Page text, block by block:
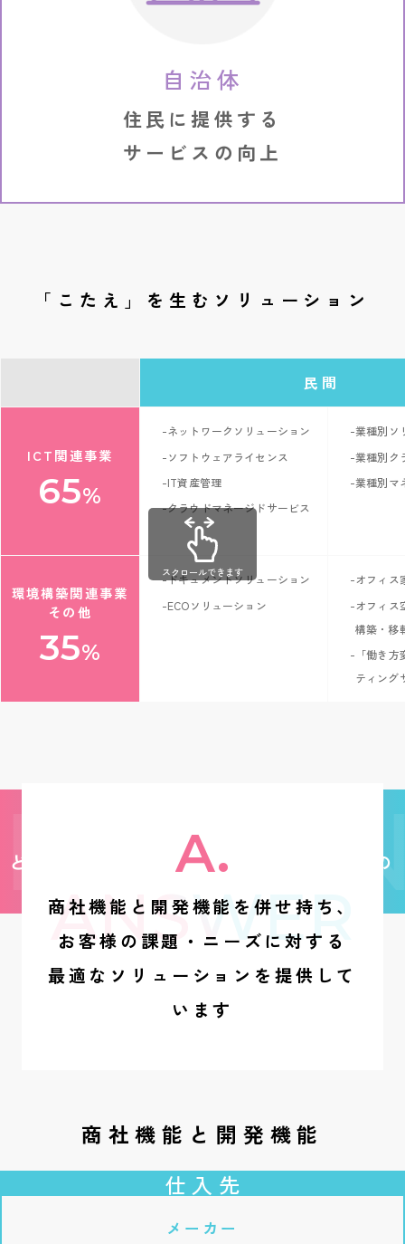
自治体
住民に提供する
サービスの向上
「こたえ」を生むソリューション
民間
ICT関連事業
65%
-ネットワークソリューション
-ソフトウェアライセンス
-IT資産管理
-クラウドマネージドサービス
-業種別ソ
-業種別ク
-業種別マ
環境構築関連事業
その他
35%
-ドキュメントソリューション
-ECOソリューション
-オフィス
-オフィス
構築・移
-「働き方
ティング
スクロールできます
どのように「こたえ」を提供しているの
か？
ANSWER
A.
商社機能と開発機能を併せ持ち、
お客様の課題・ニーズに対する
最適なソリューションを提供して
います
商社機能と開発機能
仕入先
メーカー